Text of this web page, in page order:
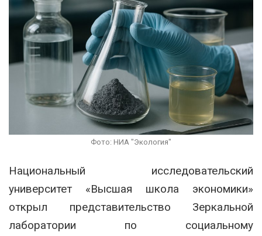
Фото: НИА "Экология"
Национальный исследовательский
университет «Высшая школа экономики»
открыл представительство Зеркальной
лаборатории по социальному